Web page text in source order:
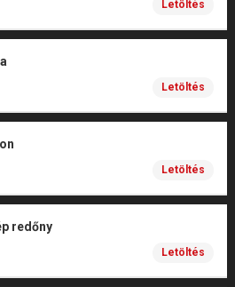
Letöltés
Letöltés
Letöltés
redőny
Letöltés